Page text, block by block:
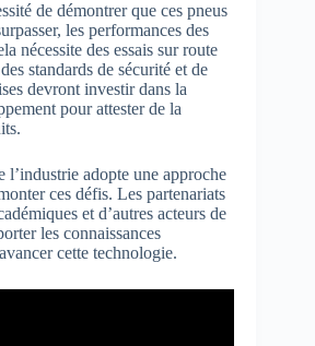
de démontrer que ces pneus
les performances des
nécessite des essais sur route
standards de sécurité et de
devront investir dans la
pour attester de la
adopte une approche
ces défis. Les partenariats
et d’autres acteurs de
les connaissances
cette technologie.